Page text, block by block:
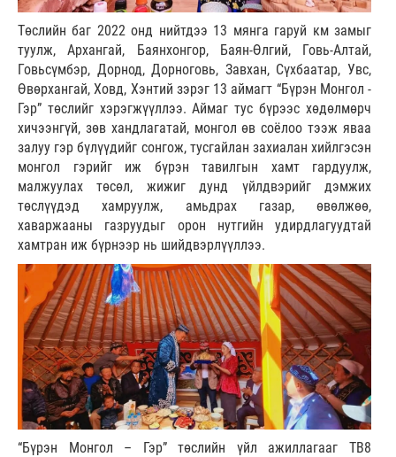
Төслийн баг 2022 онд нийтдээ 13 мянга гаруй км замыг
туулж, Архангай, Баянхонгор, Баян-Өлгий, Говь-Алтай,
Говьсүмбэр, Дорнод, Дорноговь, Завхан, Сүхбаатар, Увс,
Өвөрхангай, Ховд, Хэнтий зэрэг 13 аймагт “Бүрэн Монгол -
Гэр” төслийг хэрэгжүүллээ. Аймаг тус бүрээс хөдөлмөрч
хичээнгүй, зөв хандлагатай, монгол өв соёлоо тээж яваа
залуу гэр бүлүүдийг сонгож, тусгайлан захиалан хийлгэсэн
монгол гэрийг иж бүрэн тавилгын хамт гардуулж,
малжуулах төсөл, жижиг дунд үйлдвэрийг дэмжих
төслүүдэд хамруулж, амьдрах газар, өвөлжөө,
хаваржааны газруудыг орон нутгийн удирдлагуудтай
хамтран иж бүрнээр нь шийдвэрлүүллээ.
“Бүрэн Монгол – Гэр” төслийн үйл ажиллагааг ТВ8